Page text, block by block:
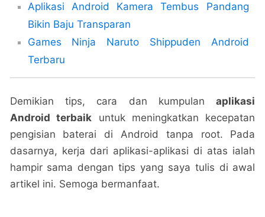
Aplikasi Android Kamera Tembus Pandang
Bikin Baju Transparan
Games Ninja Naruto Shippuden Android
Terbaru
Demikian tips, cara dan kumpulanaplikasi
Android terbaik untuk meningkatkan kecepatan
pengisian baterai di Android tanpa root. Pada
dasarnya, kerja dari aplikasi-aplikasi di atas ialah
hampir sama dengan tips yang saya tulis di awal
artikel ini. Semoga bermanfaat.